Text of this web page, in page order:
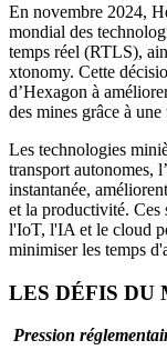
En novembre 2024,
mondial des
temps réel (RTLS),
xtonomy. Cette
d’Hexagon à
des mines grâce à
Les technologies
transport autonomes,
instantanée,
et la productivité. Ces
l'IoT, l'IA et le cloud
minimiser les temps
LES DÉFIS DU
Pression